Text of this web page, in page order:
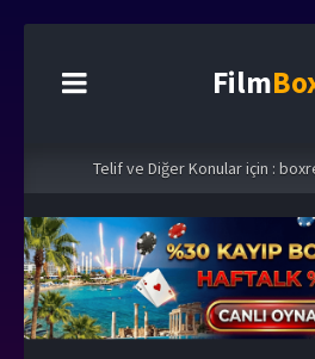
Film
Telif ve Diğer Konular için :